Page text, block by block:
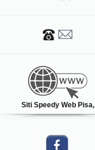
Siti Speedy Web Pisa,